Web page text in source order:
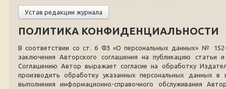
Устав редакции журнала
ПОЛИТИКА КОНФИДЕНЦИАЛЬНОСТИ
В соответствии со ст. 6 ФЗ «О персональных данных» №
заключения Авторского соглашения на публикацию
Соглашению Автор выражает согласие на обработку
производить обработку указанных персональных данных в
выполнения информационно-справочного обслуживания